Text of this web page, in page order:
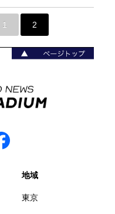
1 2
地域
東京